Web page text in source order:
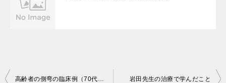
投
高齢者の側弯の臨床例（70代男性：左一軸打法代表 小池幸二氏） 岩田先生の治療で学んだこと